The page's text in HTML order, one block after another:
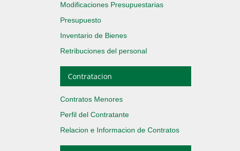
Modificaciones Presupuestarias
Presupuesto
Inventario de Bienes
Retribuciones del personal
Contratacion
Contratos Menores
Perfil del Contratante
Relacion e Informacion de Contratos